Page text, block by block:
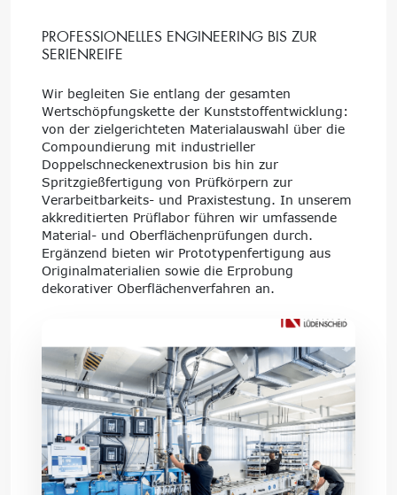
PROFESSIONELLES ENGINEERING BIS ZUR
SERIENREIFE
Wir begleiten Sie entlang der gesamten
Wertschöpfungskette der Kunststoffentwicklung:
von der zielgerichteten Materialauswahl über die
Compoundierung mit industrieller
Doppelschneckenextrusion bis hin zur
Spritzgießfertigung von Prüfkörpern zur
Verarbeitbarkeits- und Praxistestung. In unserem
akkreditierten Prüflabor führen wir umfassende
Material- und Oberflächenprüfungen durch.
Ergänzend bieten wir Prototypenfertigung aus
Originalmaterialien sowie die Erprobung
dekorativer Oberflächenverfahren an.